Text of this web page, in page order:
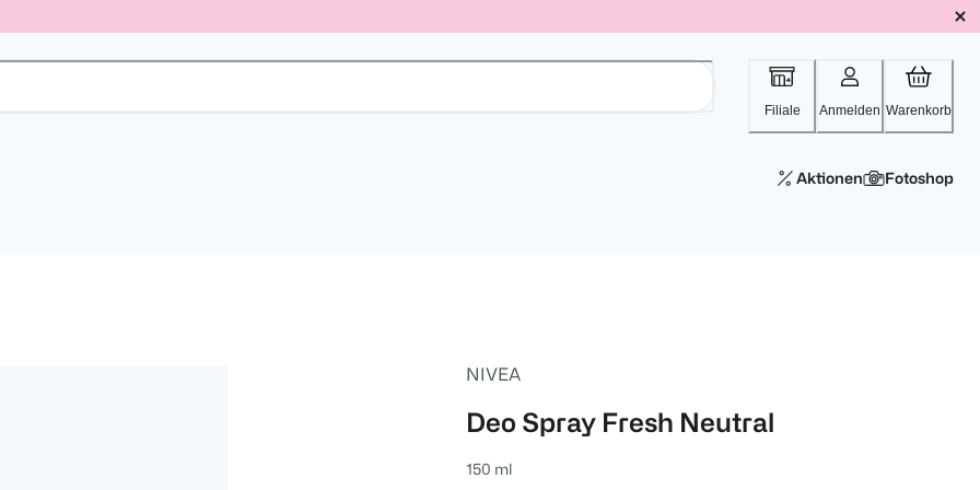
Filiale Anmelden Warenkorb
Aktionen Fotoshop
NIVEA
Deo Spray Fresh Neutral
150 ml